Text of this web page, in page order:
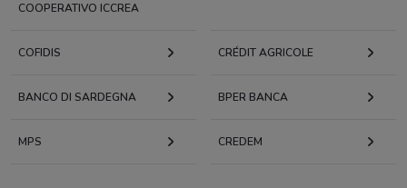
COOPERATIVO ICCREA
COFIDIS CRÉDIT AGRICOLE
BANCO DI SARDEGNA BPER BANCA
MPS CREDEM